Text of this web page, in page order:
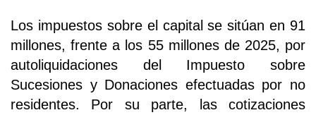
Los impuestos sobre el capital se sitúan en 91
millones, frente a los 55 millones de 2025, por
autoliquidaciones del Impuesto sobre
Sucesiones y Donaciones efectuadas por no
residentes. Por su parte, las cotizaciones